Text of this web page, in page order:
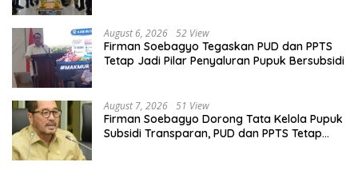
August 6, 2026 52 View
Firman Soebagyo Tegaskan PUD dan PPTS
Tetap Jadi Pilar Penyaluran Pupuk Bersubsidi
August 7, 2026 51 View
Firman Soebagyo Dorong Tata Kelola Pupuk
Subsidi Transparan, PUD dan PPTS Tetap